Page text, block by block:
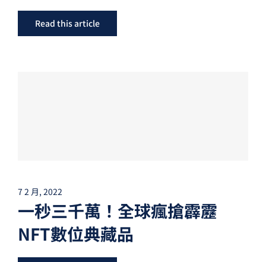
Read this article
7 2 月, 2022
一秒三千萬！全球瘋搶霹靂
NFT數位典藏品